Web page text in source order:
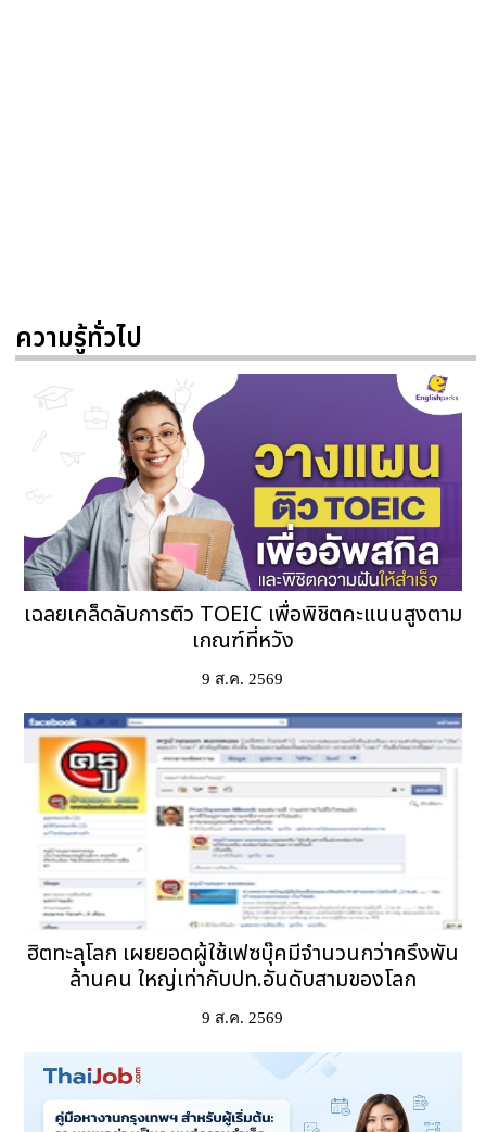
ความรู้ทั่วไป
เฉลยเคล็ดลับการติว TOEIC เพื่อพิชิตคะแนนสูงตาม
เกณฑ์ที่หวัง
9 ส.ค. 2569
ฮิตทะลุโลก เผยยอดผู้ใช้เฟซบุ๊คมีจำนวนกว่าครึงพัน
ล้านคน ใหญ่เท่ากับปท.อันดับสามของโลก
9 ส.ค. 2569